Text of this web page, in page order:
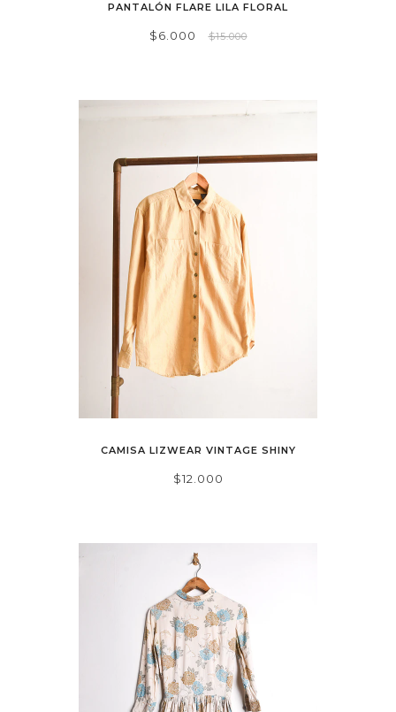
PANTALÓN FLARE LILA FLORAL
$6.000 $15.000
CAMISA LIZWEAR VINTAGE SHINY
$12.000